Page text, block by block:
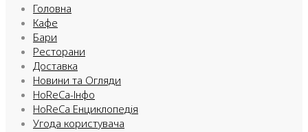
Головна
Кафе
Бари
Ресторани
Доставка
Новини та Огляди
HoReCa-Інфо
HoReCa Енциклопедія
Угода користувача